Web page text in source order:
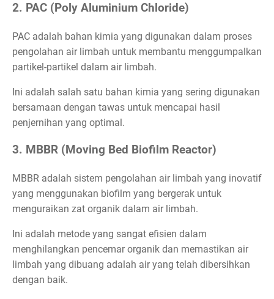
2. PAC (Poly Aluminium Chloride)
PAC adalah bahan kimia yang digunakan dalam proses
pengolahan air limbah untuk membantu menggumpalkan
partikel-partikel dalam air limbah.
Ini adalah salah satu bahan kimia yang sering digunakan
bersamaan dengan tawas untuk mencapai hasil
penjernihan yang optimal.
3. MBBR (Moving Bed Biofilm Reactor)
MBBR adalah sistem pengolahan air limbah yang inovatif
yang menggunakan biofilm yang bergerak untuk
menguraikan zat organik dalam air limbah.
Ini adalah metode yang sangat efisien dalam
menghilangkan pencemar organik dan memastikan air
limbah yang dibuang adalah air yang telah dibersihkan
dengan baik.